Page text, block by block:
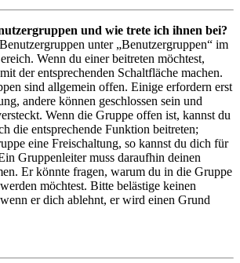
und wie trete ich ihnen bei?
unter „Benutzergruppen“ im
Wenn du einer beitreten möchtest,
der entsprechenden Schaltfläche machen.
sind allgemein offen. Einige erfordern erst
andere können geschlossen sein und
Wenn die Gruppe offen ist, kannst du
die entsprechende Funktion beitreten;
eine Freischaltung, so kannst du dich für
Gruppenleiter muss daraufhin deinen
Er könnte fragen, warum du in die Gruppe
möchtest. Bitte belästige keinen
er dich ablehnt, er wird einen Grund